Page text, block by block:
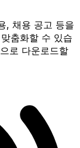
, 채용 공고 등을
춤화할 수 있습
로 다운로드할